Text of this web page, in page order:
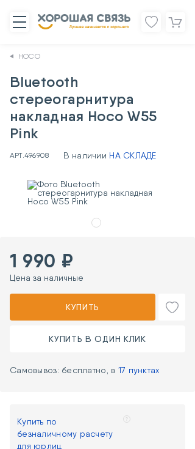
HOCO
Bluetooth
стереогарнитура
накладная Hoco W55
Pink
АРТ.496908 В наличии НА СКЛАДЕ
1 990 ₽
Цена за наличные
КУПИТЬ
КУПИТЬ В ОДИН КЛИК
Самовывоз: бесплатно, в 17 пунктах
Купить по
безналичному расчету
для юрлиц